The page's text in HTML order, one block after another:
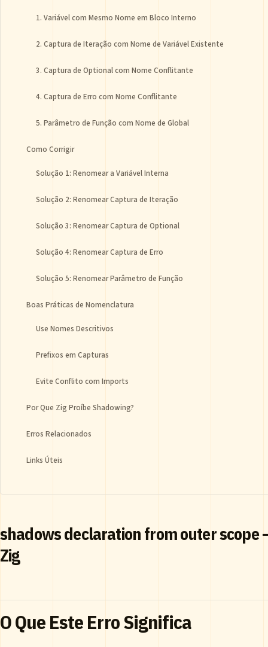
1. Variável com Mesmo Nome em Bloco Interno
2. Captura de Iteração com Nome de Variável Existente
3. Captura de Optional com Nome Conflitante
4. Captura de Erro com Nome Conflitante
5. Parâmetro de Função com Nome de Global
Como Corrigir
Solução 1: Renomear a Variável Interna
Solução 2: Renomear Captura de Iteração
Solução 3: Renomear Captura de Optional
Solução 4: Renomear Captura de Erro
Solução 5: Renomear Parâmetro de Função
Boas Práticas de Nomenclatura
Use Nomes Descritivos
Prefixos em Capturas
Evite Conflito com Imports
Por Que Zig Proíbe Shadowing?
Erros Relacionados
Links Úteis
shadows declaration from outer scope
Zig
O Que Este Erro Significa